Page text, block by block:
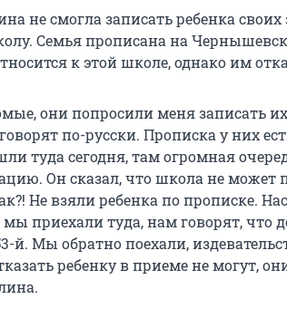
не смогла записать ребенка
Семья прописана на
к этой школе, однако им
они попросили меня записать
по-русски. Прописка у них
туда сегодня, там огромная
Он сказал, что школа не может
Не взяли ребенка по прописке.
мы приехали туда, нам говорят, что
й. Мы обратно поехали,
ребенку в приеме не могут,